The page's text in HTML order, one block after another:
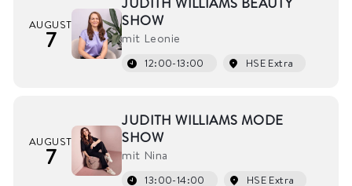
AUGUST
7
SHOW
mit Leonie
12:00-13:00 HSE Extra
AUGUST
7
JUDITH WILLIAMS MODE
SHOW
mit Nina
13:00-14:00 HSE Extra